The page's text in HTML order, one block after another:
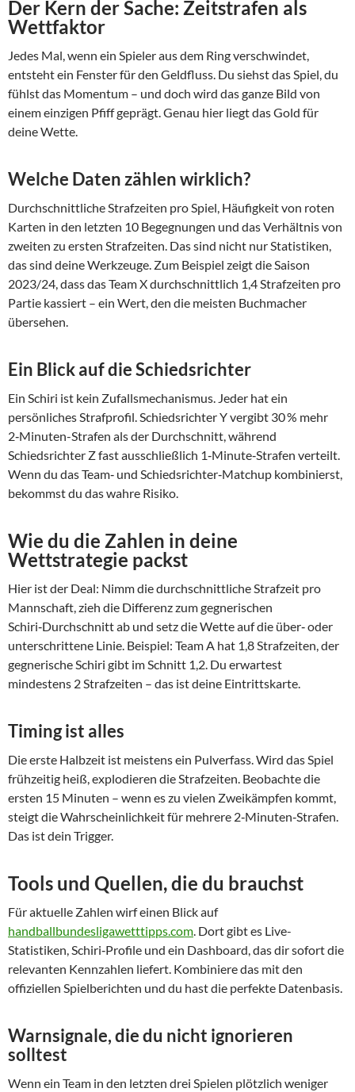
Der Kern der Sache: Zeitstrafen als
Wettfaktor
Jedes Mal, wenn ein Spieler aus dem Ring verschwindet,
entsteht ein Fenster für den Geldfluss. Du siehst das Spiel, du
fühlst das Momentum – und doch wird das ganze Bild von
einem einzigen Pfiff geprägt. Genau hier liegt das Gold für
deine Wette.
Welche Daten zählen wirklich?
Durchschnittliche Strafzeiten pro Spiel, Häufigkeit von roten
Karten in den letzten 10 Begegnungen und das Verhältnis von
zweiten zu ersten Strafzeiten. Das sind nicht nur Statistiken,
das sind deine Werkzeuge. Zum Beispiel zeigt die Saison
2023/24, dass das Team X durchschnittlich 1,4 Strafzeiten pro
Partie kassiert – ein Wert, den die meisten Buchmacher
übersehen.
Ein Blick auf die Schiedsrichter
Ein Schiri ist kein Zufallsmechanismus. Jeder hat ein
persönliches Strafprofil. Schiedsrichter Y vergibt 30 % mehr
2‑Minuten-Strafen als der Durchschnitt, während
Schiedsrichter Z fast ausschließlich 1‑Minute‑Strafen verteilt.
Wenn du das Team‑ und Schiedsrichter‑Matchup kombinierst,
bekommst du das wahre Risiko.
Wie du die Zahlen in deine
Wettstrategie packst
Hier ist der Deal: Nimm die durchschnittliche Strafzeit pro
Mannschaft, zieh die Differenz zum gegnerischen
Schiri‑Durchschnitt ab und setz die Wette auf die über‑ oder
unterschrittene Linie. Beispiel: Team A hat 1,8 Strafzeiten, der
gegnerische Schiri gibt im Schnitt 1,2. Du erwartest
mindestens 2 Strafzeiten – das ist deine Eintrittskarte.
Timing ist alles
Die erste Halbzeit ist meistens ein Pulverfass. Wird das Spiel
frühzeitig heiß, explodieren die Strafzeiten. Beobachte die
ersten 15 Minuten – wenn es zu vielen Zweikämpfen kommt,
steigt die Wahrscheinlichkeit für mehrere 2‑Minuten‑Strafen.
Das ist dein Trigger.
Tools und Quellen, die du brauchst
Für aktuelle Zahlen wirf einen Blick auf
handballbundesligawetttipps.com. Dort gibt es Live-
Statistiken, Schiri‑Profile und ein Dashboard, das dir sofort die
relevanten Kennzahlen liefert. Kombiniere das mit den
offiziellen Spielberichten und du hast die perfekte Datenbasis.
Warnsignale, die du nicht ignorieren
solltest
Wenn ein Team in den letzten drei Spielen plötzlich weniger